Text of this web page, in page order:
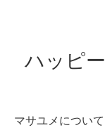
ハッピ
マサユメについて